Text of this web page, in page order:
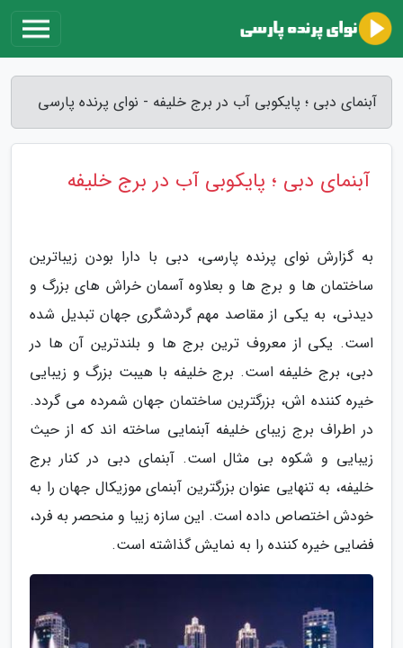
آبنمای دبی ؛ پایکوبی آب در برج خلیفه - نوای پرنده پارسی
آبنمای دبی ؛ پایکوبی آب در برج خلیفه
به گزارش نوای پرنده پارسی، دبی با دارا بودن زیباترین
ساختمان ها و برج ها و بعلاوه آسمان خراش های بزرگ و
دیدنی، به یکی از مقاصد مهم گردشگری جهان تبدیل شده
است. یکی از معروف ترین برج ها و بلندترین آن ها در
دبی، برج خلیفه است. برج خلیفه با هیبت بزرگ و زیبایی
خیره کننده اش، بزرگترین ساختمان جهان شمرده می گردد.
در اطراف برج زیبای خلیفه آبنمایی ساخته اند که از حیث
زیبایی و شکوه بی مثال است. آبنمای دبی در کنار برج
خلیفه، به تنهایی عنوان بزرگترین آبنمای موزیکال جهان را به
خودش اختصاص داده است. این سازه زیبا و منحصر به فرد،
فضایی خیره کننده را به نمایش گذاشته است.